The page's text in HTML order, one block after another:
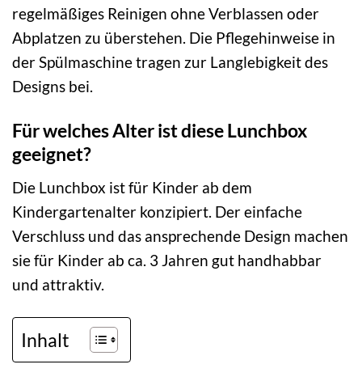
regelmäßiges Reinigen ohne Verblassen oder
Abplatzen zu überstehen. Die Pflegehinweise in
der Spülmaschine tragen zur Langlebigkeit des
Designs bei.
Für welches Alter ist diese Lunchbox
geeignet?
Die Lunchbox ist für Kinder ab dem
Kindergartenalter konzipiert. Der einfache
Verschluss und das ansprechende Design machen
sie für Kinder ab ca. 3 Jahren gut handhabbar
und attraktiv.
Inhalt